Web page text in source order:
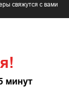
свяжутся с вами
минут